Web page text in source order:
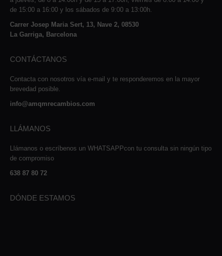
de 15:00 a 16:00 y los sábados de 9:00 a 13:00h.
Carrer Josep Maria Sert, 13, Nave 2, 08530
La Garriga, Barcelona
CONTÁCTANOS
Contacta con nosotros vía e-mail y te responderemos en la mayor
brevedad posible.
info@amqmrecambios.com
LLÁMANOS
Llámanos o escríbenos un WHATSAPPcon tu consulta sin ningún tipo
de compromiso
638 87 80 72
DÓNDE ESTAMOS